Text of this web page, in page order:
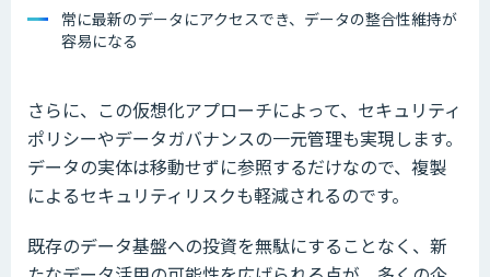
常に最新のデータにアクセスでき、データの整合性維持が
容易になる
さらに、この仮想化アプローチによって、セキュリティ
ポリシーやデータガバナンスの一元管理も実現します。
データの実体は移動せずに参照するだけなので、複製
によるセキュリティリスクも軽減されるのです。
既存のデータ基盤への投資を無駄にすることなく、新